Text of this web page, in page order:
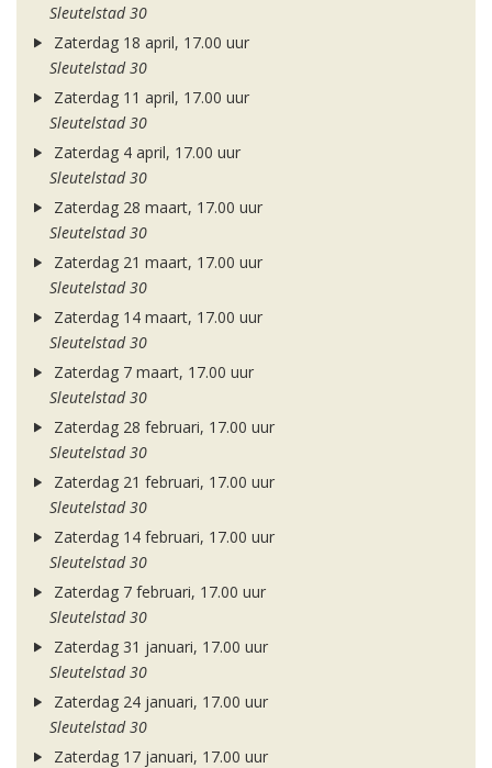
Sleutelstad 30
Zaterdag 18 april, 17.00 uur
Sleutelstad 30
Zaterdag 11 april, 17.00 uur
Sleutelstad 30
Zaterdag 4 april, 17.00 uur
Sleutelstad 30
Zaterdag 28 maart, 17.00 uur
Sleutelstad 30
Zaterdag 21 maart, 17.00 uur
Sleutelstad 30
Zaterdag 14 maart, 17.00 uur
Sleutelstad 30
Zaterdag 7 maart, 17.00 uur
Sleutelstad 30
Zaterdag 28 februari, 17.00 uur
Sleutelstad 30
Zaterdag 21 februari, 17.00 uur
Sleutelstad 30
Zaterdag 14 februari, 17.00 uur
Sleutelstad 30
Zaterdag 7 februari, 17.00 uur
Sleutelstad 30
Zaterdag 31 januari, 17.00 uur
Sleutelstad 30
Zaterdag 24 januari, 17.00 uur
Sleutelstad 30
Zaterdag 17 januari, 17.00 uur